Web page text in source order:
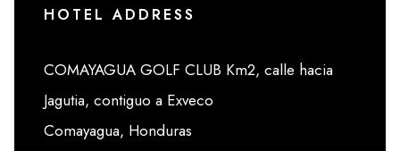
HOTEL ADDRESS
COMAYAGUA GOLF CLUB Km2, calle hacia
Jagutia, contiguo a Exveco
Comayagua, Honduras